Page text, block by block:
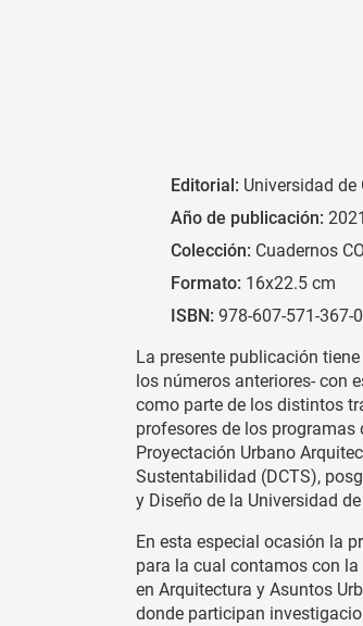
Editorial: Universidad de
Año de publicación: 2021
Colección: Cuadernos
Formato: 16x22.5 cm
ISBN: 978-607-571-367-0
La presente publicación
los números anteriores- con
como parte de los distintos
profesores de los programas
Proyectación Urbano
Sustentabilidad (DCTS),
y Diseño de la Universidad
En esta especial ocasión la
para la cual contamos con
en Arquitectura y Asuntos
donde participan